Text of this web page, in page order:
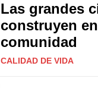
Las grandes
construyen en
comunidad
CALIDAD DE VIDA